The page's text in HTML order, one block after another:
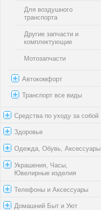
Для воздушного
транспорта
Другие запчасти и
комплектующие
Мотозапчасти
Автокомфорт
Транспорт все виды
Средства по уходу за собой
Здоровье
Одежда, Обувь, Аксессуары
Украшения, Часы,
Ювелирные изделия
Телефоны и Аксессуары
Домашний Быт и Уют